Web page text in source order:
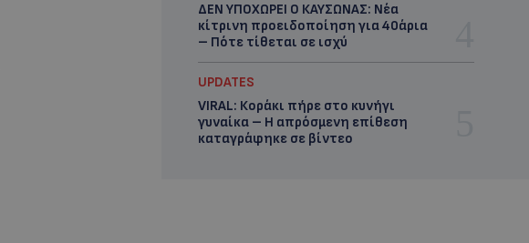
ΔΕΝ ΥΠΟΧΩΡΕΙ Ο ΚΑΥΣΩΝΑΣ: Νέα
κίτρινη προειδοποίηση για 40άρια
– Πότε τίθεται σε ισχύ
UPDATES
VIRAL: Κοράκι πήρε στο κυνήγι
γυναίκα – Η απρόσμενη επίθεση
καταγράφηκε σε βίντεο